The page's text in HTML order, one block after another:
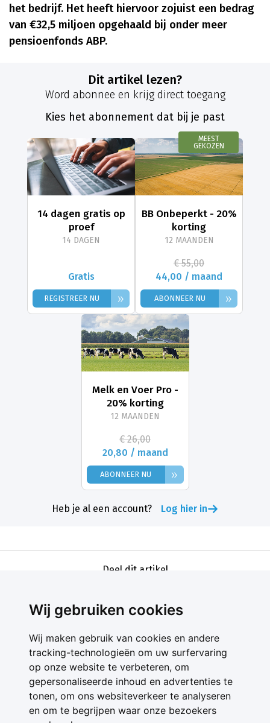
Wij gebruiken cookies
Wij maken gebruik van cookies en andere
tracking-technologieën om uw surfervaring
op onze website te verbeteren, om
gepersonaliseerde inhoud en advertenties te
tonen, om ons websiteverkeer te analyseren
en om te begrijpen waar onze bezoekers
het bedrijf. Het heeft hiervoor zojuist een bedrag
van €32,5 miljoen opgehaald bij onder meer
pensioenfonds ABP.
Dit artikel lezen?
Word abonnee en krijg direct toegang
Kies het abonnement dat bij je past
14 dagen gratis op
proef
14 DAGEN
Gratis
REGISTREER NU »
MEEST
GEKOZEN
BB Onbeperkt - 20%
korting
12 MAANDEN
€ 55,00
44,00 / maand
ABONNEER NU »
Melk en Voer Pro -
20% korting
12 MAANDEN
€ 26,00
20,80 / maand
ABONNEER NU »
Heb je al een account? Log hier in
Deel dit artikel
Contact
Feedback
Nieuwsbrief